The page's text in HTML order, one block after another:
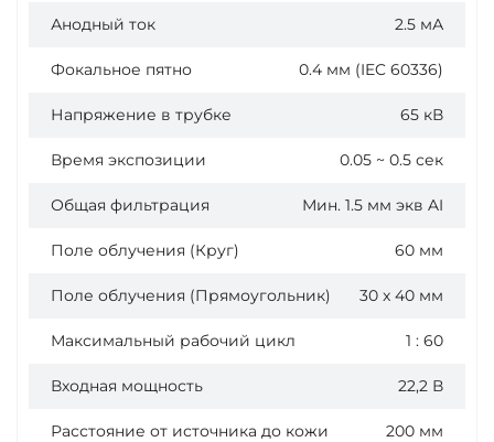
Анодный ток 2.5 мА
Фокальное пятно 0.4 мм (IEC 60336)
Напряжение в трубке 65 кВ
Время экспозиции 0.05 ~ 0.5 сек
Общая фильтрация Мин. 1.5 мм экв AI
Поле облучения (Круг) 60 мм
Поле облучения (Прямоугольник) 30 x 40 мм
Максимальный рабочий цикл 1 : 60
Входная мощность 22,2 В
Расстояние от источника до кожи 200 мм